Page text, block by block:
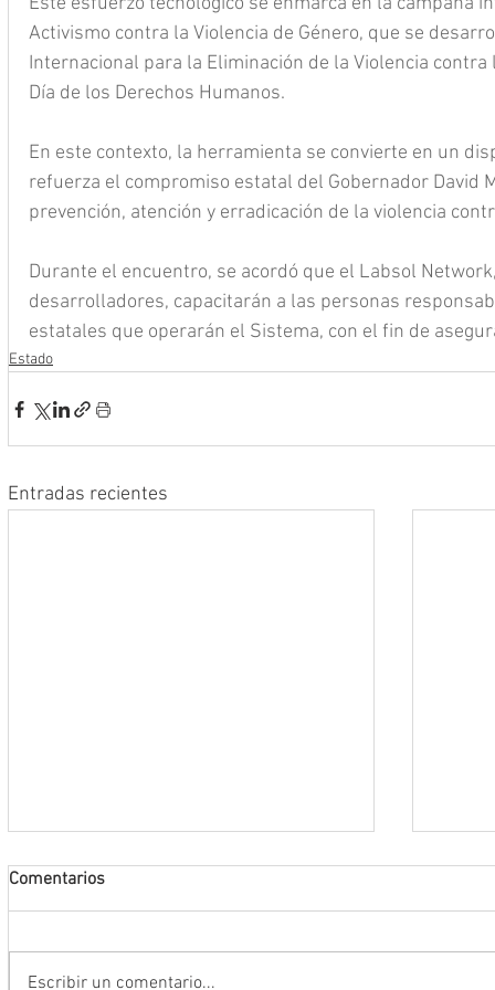
Activismo contra la Violencia de Género, que se
Internacional para la Eliminación de la Violencia
Día de los Derechos Humanos.
En este contexto, la herramienta se convierte en un
refuerza el compromiso estatal del Gobernador David
prevención, atención y erradicación de la violencia
Durante el encuentro, se acordó que el Labsol
desarrolladores, capacitarán a las personas
estatales que operarán el Sistema, con el fin de
Estado
Entradas recientes
Comentarios
Escribir un comentario...